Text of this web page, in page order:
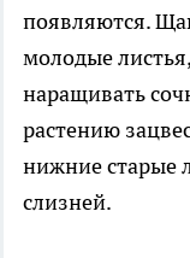
появляются.
молодые
наращивать
растению
нижние старые
слизней.